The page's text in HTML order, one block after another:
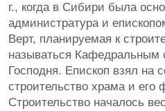
г., когда в Сибири была
администратура и
Верт, планируемая к
называться Кафедральным
Господня. Епископ взял на
строительство храма и его
Строительство началось